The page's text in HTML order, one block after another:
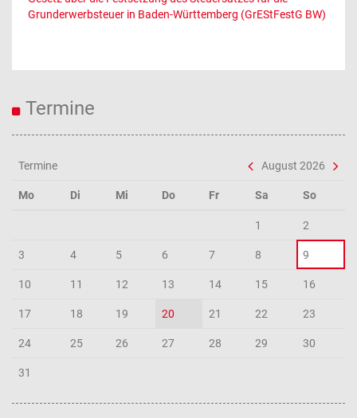
Grunderwerbsteuer in Baden-Württemberg (GrEStFestG BW)
Termine
Termine August 2026
Mo Di Mi Do Fr Sa So
1 2
3 4 5 6 7 8 9
10 11 12 13 14 15 16
17 18 19 20 21 22 23
24 25 26 27 28 29 30
31